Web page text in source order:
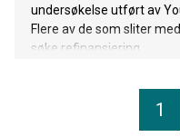
undersøkelse utført av
Flere av de som sliter
søke refinansiering.
1